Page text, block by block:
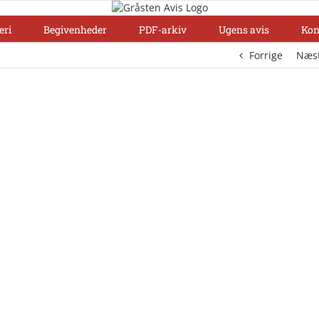
Begivenheder PDF-arkiv Ugens avis
Forrige